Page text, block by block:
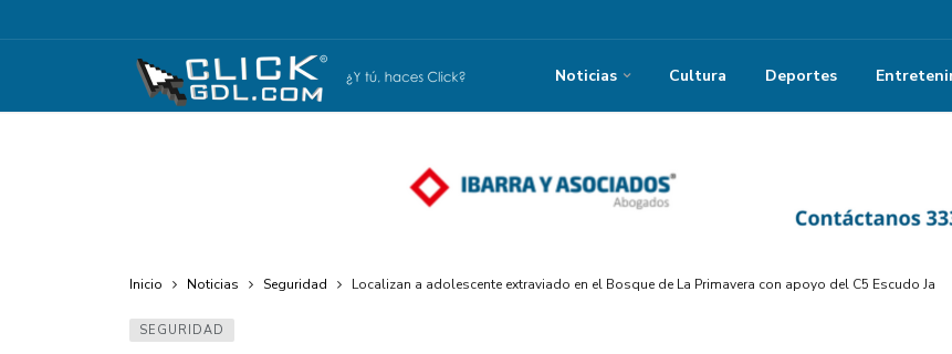
Noticias Cultura Deportes
Inicio Noticias Seguridad Localizan a adolescente extraviado en el Bosque de La Primavera con apoyo del C5 Escudo
SEGURIDAD